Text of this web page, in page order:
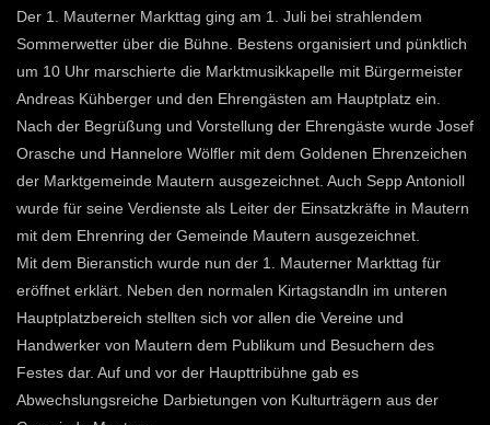
Der 1. Mauterner Markttag ging am 1. Juli bei strahlendem
Sommerwetter über die Bühne. Bestens organisiert und pünktlich
um 10 Uhr marschierte die Marktmusikkapelle mit Bürgermeister
Andreas Kühberger und den Ehrengästen am Hauptplatz ein.
Nach der Begrüßung und Vorstellung der Ehrengäste wurde Josef
Orasche und Hannelore Wölfler mit dem Goldenen Ehrenzeichen
der Marktgemeinde Mautern ausgezeichnet. Auch Sepp Antonioll
wurde für seine Verdienste als Leiter der Einsatzkräfte in Mautern
mit dem Ehrenring der Gemeinde Mautern ausgezeichnet.
Mit dem Bieranstich wurde nun der 1. Mauterner Markttag für
eröffnet erklärt. Neben den normalen Kirtagstandln im unteren
Hauptplatzbereich stellten sich vor allen die Vereine und
Handwerker von Mautern dem Publikum und Besuchern des
Festes dar. Auf und vor der Haupttribühne gab es
Abwechslungsreiche Darbietungen von Kulturträgern aus der